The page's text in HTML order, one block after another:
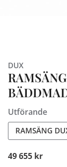
DUX
Utförande
RAMSÄNG
49 655 kr